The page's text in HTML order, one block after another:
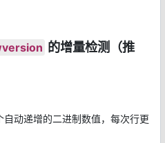
的增量检测（推
自动递增的二进制数值，每次行更